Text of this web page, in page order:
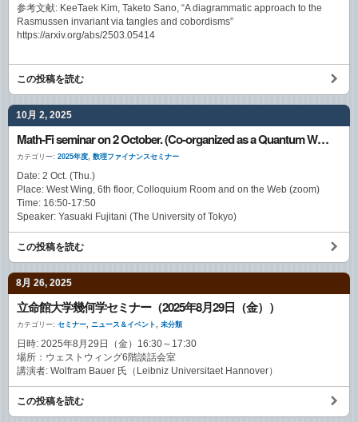
参考文献: KeeTaek Kim, Taketo Sano, “A diagrammatic approach to the
Rasmussen invariant via tangles and cobordisms”
https://arxiv.org/abs/2503.05414
この投稿を読む
10月 2, 2025
Math-Fi seminar on 2 October. (Co-organized as a Quantum Walk Seminar)
カテゴリー: 2025年度, 数理ファイナンスセミナー
Date: 2 Oct. (Thu.)
Place: West Wing, 6th floor, Colloquium Room and on the Web (zoom)
Time: 16:50-17:50
Speaker: Yasuaki Fujitani (The University of Tokyo)
この投稿を読む
8月 26, 2025
立命館大学幾何学セミナー（2025年8月29日（金））
カテゴリー: セミナー, ニュース＆イベント, 未分類
日時: 2025年8月29日（金）16:30～17:30
場所：ウェストウィング6階談話会室
講演者: Wolfram Bauer 氏（Leibniz Universitaet Hannover）
この投稿を読む